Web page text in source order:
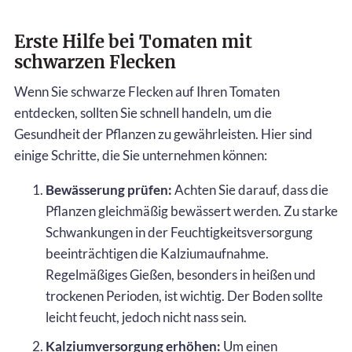
Erste Hilfe bei Tomaten mit
schwarzen Flecken
Wenn Sie schwarze Flecken auf Ihren Tomaten
entdecken, sollten Sie schnell handeln, um die
Gesundheit der Pflanzen zu gewährleisten. Hier sind
einige Schritte, die Sie unternehmen können:
Bewässerung prüfen:Achten Sie darauf, dass die
Pflanzen gleichmäßig bewässert werden. Zu starke
Schwankungen in der Feuchtigkeitsversorgung
beeinträchtigen die Kalziumaufnahme.
Regelmäßiges Gießen, besonders in heißen und
trockenen Perioden, ist wichtig. Der Boden sollte
leicht feucht, jedoch nicht nass sein.
Kalziumversorgung erhöhen: Um einen